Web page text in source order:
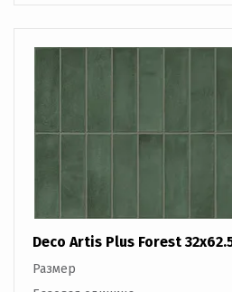
Deco Artis Plus Forest
Размер